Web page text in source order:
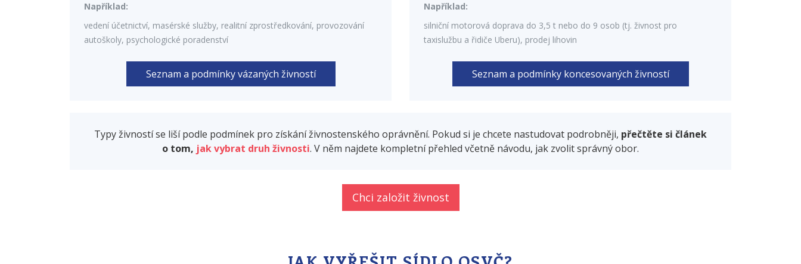
Například:
vedení účetnictví, masérské služby, realitní zprostředkování, provozování
autoškoly, psychologické poradenství
Seznam a podmínky vázaných živností
Například:
silniční motorová doprava do 3,5 t nebo do 9 osob (tj. živnost pro
taxislužbu a řidiče Uberu), prodej lihovin
Seznam a podmínky koncesovaných živností
Typy živností se liší podle podmínek pro získání živnostenského oprávnění. Pokud si je chcete nastudovat podrobněji, přečtěte si článek
o tom, jak vybrat druh živnosti. V něm najdete kompletní přehled včetně návodu, jak zvolit správný obor.
Chci založit živnost